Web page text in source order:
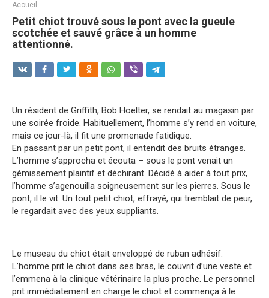
Accueil
Petit chiot trouvé sous le pont avec la gueule
scotchée et sauvé grâce à un homme
attentionné.
Un résident de Griffith, Bob Hoelter, se rendait au magasin par
une soirée froide. Habituellement, l’homme s’y rend en voiture,
mais ce jour-là, il fit une promenade fatidique.
En passant par un petit pont, il entendit des bruits étranges.
L’homme s’approcha et écouta – sous le pont venait un
gémissement plaintif et déchirant. Décidé à aider à tout prix,
l’homme s’agenouilla soigneusement sur les pierres. Sous le
pont, il le vit. Un tout petit chiot, effrayé, qui tremblait de peur,
le regardait avec des yeux suppliants.
Le museau du chiot était enveloppé de ruban adhésif.
L’homme prit le chiot dans ses bras, le couvrit d’une veste et
l’emmena à la clinique vétérinaire la plus proche. Le personnel
prit immédiatement en charge le chiot et commença à le